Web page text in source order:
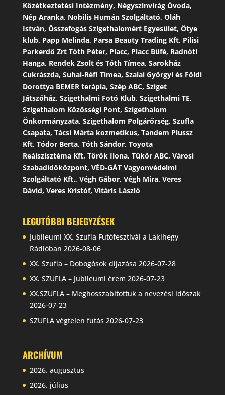
Közétkeztetési Intézmény, Négyszínvirág Óvoda,
Nép Aranka, Nobilis Humán Szolgáltató, Oláh
István, Összefogás Szigethalomért Egyesület, Ötye
klub, Papp Melinda, Parsa Beauty Trading Kft, Pilisi
Parkerdő Zrt Tóth Péter, Placc, Placc Büfé, Radnóti
Hanga, Rendek Zsolt és Tóth Tímea, Sarokház
Cukrászda, Suhai-Réfi Tímea, Szalai Györgyi és Földi
Dorottya BEMER terápia, Szép ABC, Sziget
Játszóház, Szigethalmi Fotó Klub, Szigethalmi TE,
Szigethalom Közösségi Pont, Szigethalom
Önkormányzata, Szigethalom Polgárőrség, Szufla
Csapata, Tácsi Márta kozmetikus, Tandem Plussz
Kft, Tódor Berta, Tóth Sándor, Toyota
Reálszisztéma Kft, Török Ilona, Tükör ABC, Városi
Szabadidőközpont, VÉD-GÁT Vagyonvédelmi
Szolgáltató Kft., Végh Gábor, Végh Mira, Veres
Dávid, Veres Kristóf, Vitáris László
LEGUTÓBBI BEJEGYZÉSEK
Jubileumi XX. Szufla Futófesztivál a Lakihegy
Rádióban 2026-08-06
XX. Szufla – Dobogósok díjazása 2026-07-28
XX. SZUFLA – Jubileumi érem 2026-07-23
XX.SZUFLA – Meghosszabítottuk a nevezési időszak
2026-07-23
SZUFLA végtelen futás 2026-07-23
ARCHÍVUM
2026. augusztus
2026. július